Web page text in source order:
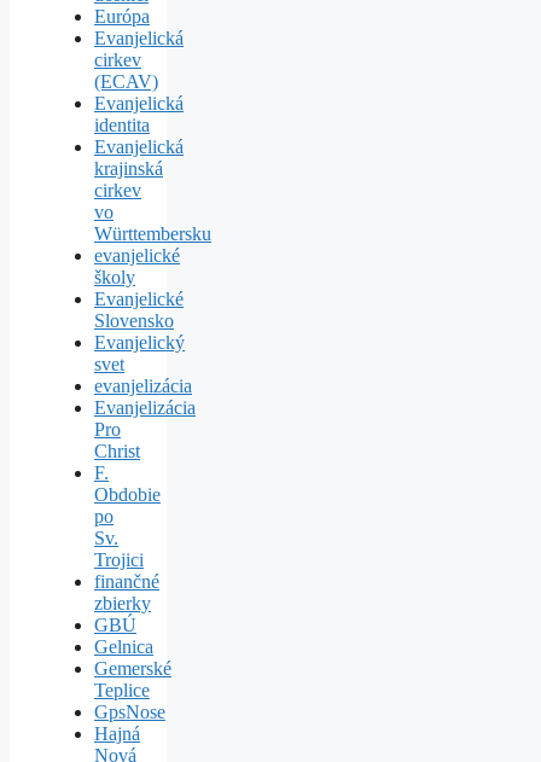
Európa
Evanjelická
cirkev
(ECAV)
Evanjelická
identita
Evanjelická
krajinská
cirkev
vo
Württembersku
evanjelické
školy
Evanjelické
Slovensko
Evanjelický
svet
evanjelizácia
Evanjelizácia
Pro
Christ
F.
Obdobie
po
Sv.
Trojici
finančné
zbierky
GBÚ
Gelnica
Gemerské
Teplice
GpsNose
Hajná
Nová